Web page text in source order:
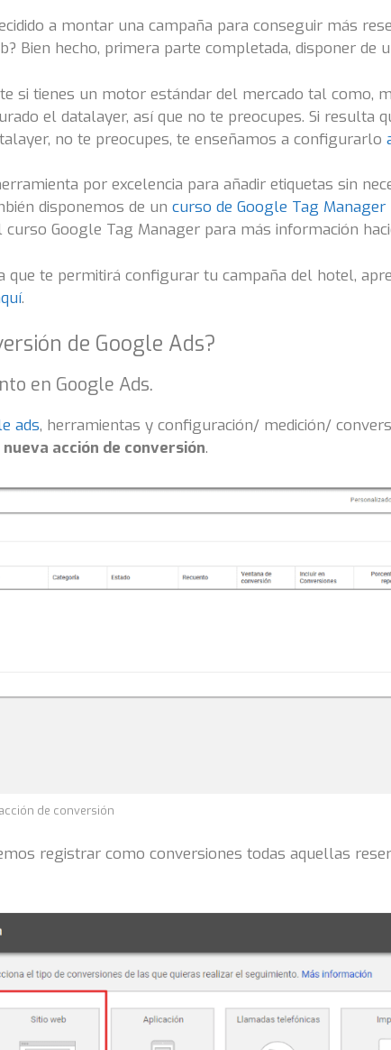
a montar una campaña para conseguir más
Bien hecho, primera parte completada, disponer de
si tienes un motor estándar del mercado tal como,
el datalayer, así que no te preocupes. Si resulta
no te preocupes, te enseñamos a configurarlo
por excelencia para añadir etiquetas sin
disponemos de un curso de Google Tag Manager
Google Tag Manager para más información
que te permitirá configurar tu campaña del hotel,
.
de Google Ads?
en Google Ads.
ads, herramientas y configuración/ medición/
acción de conversión.
de conversión
registrar como conversiones todas aquellas